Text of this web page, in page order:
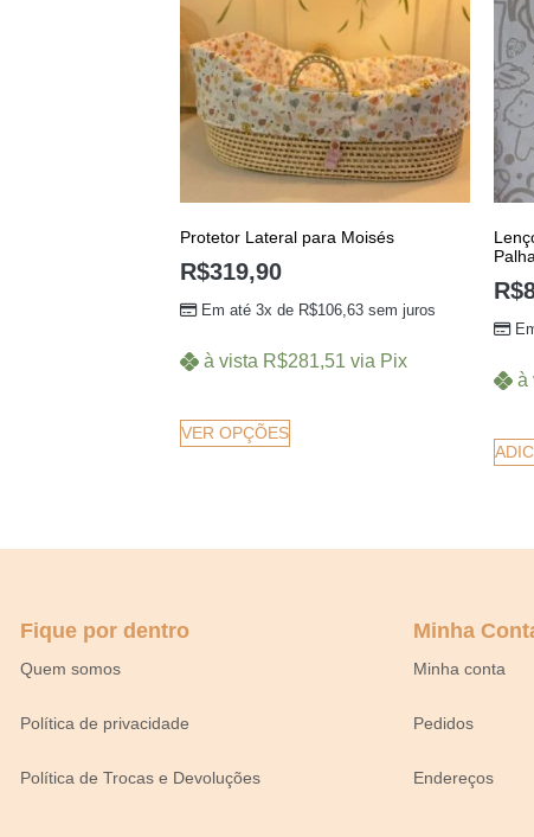
Protetor Lateral para Moisés
R$319,90
Em até 3x de R$106,63 sem juros
à vista R$281,51 via Pix
VER OPÇÕES
Palha
R$
à
Fique por dentro
Quem somos
Política de privacidade
Política de Trocas e Devoluções
Minha
Minha conta
Pedidos
Endereços